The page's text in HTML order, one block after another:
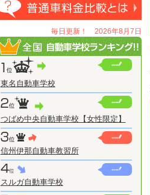
毎日更新！ 2026年8月7日
東名自動車学校
つばめ中央自動車学校【女性限定】
信州伊那自動車教習所
スルガ自動車学校